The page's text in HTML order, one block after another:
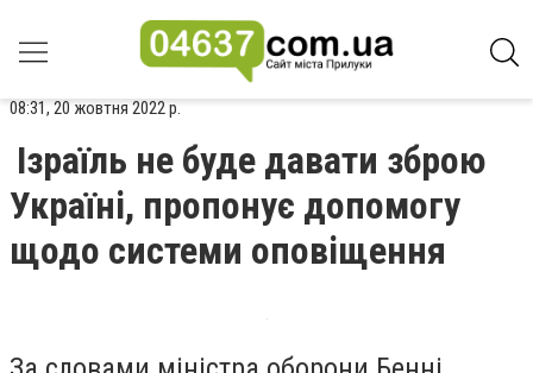
08:31, 20 жовтня 2022 р.
Ізраїль не буде давати зброю
Україні, пропонує допомогу
щодо системи оповіщення